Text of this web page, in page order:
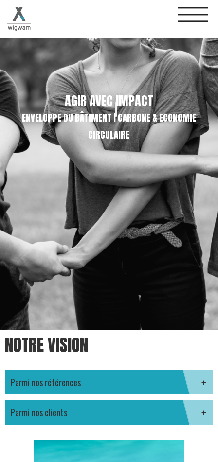
AGIR AVECIMPACT
ENVELOPPE DU BÂTIMENT | CARBONE & ECONOMIE
CIRCULAIRE
NOTRE VISION
Parmi nos références
Parmi nos clients